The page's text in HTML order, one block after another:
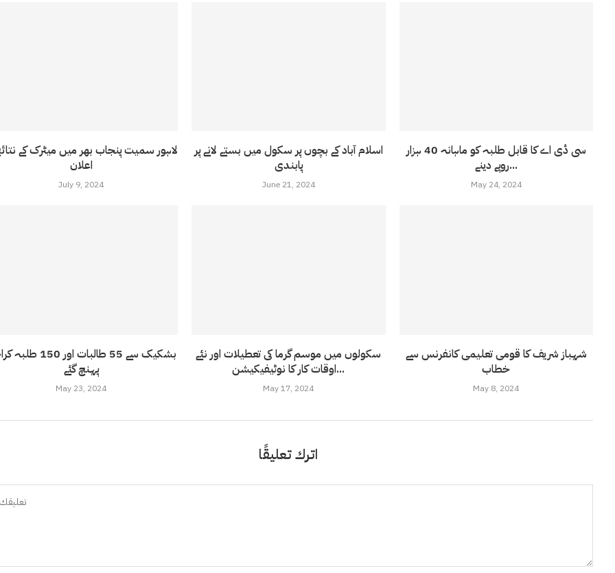
لاہور سمیت پنجاب بھر میں میٹرک کے
اعلان
July 9, 2024
اسلام آباد کے بچوں پر سکول میں بستے لانے پر
پابندی
June 21, 2024
سی ڈی اے کا قابل طلبہ کو ماہانہ 40 ہزار
روپے دینے...
May 24, 2024
بشکیک سے 55 طالبات اور
پہنچ گئے
May 23, 2024
سکولوں میں موسم گرما کی تعطیلات اور نئے
اوقات کار کا نوٹیفیکیشن...
May 17, 2024
شہباز شریف کا قومی تعلیمی کانفرنس سے
خطاب
May 8, 2024
اترك تعليقًا